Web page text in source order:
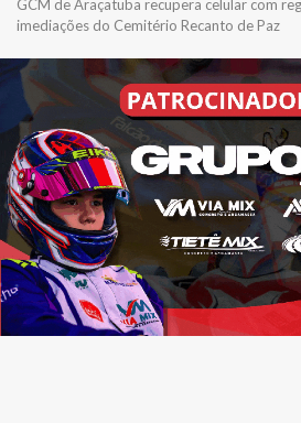
GCM de Araçatuba recupera celular com
imediações do Cemitério Recanto de Paz